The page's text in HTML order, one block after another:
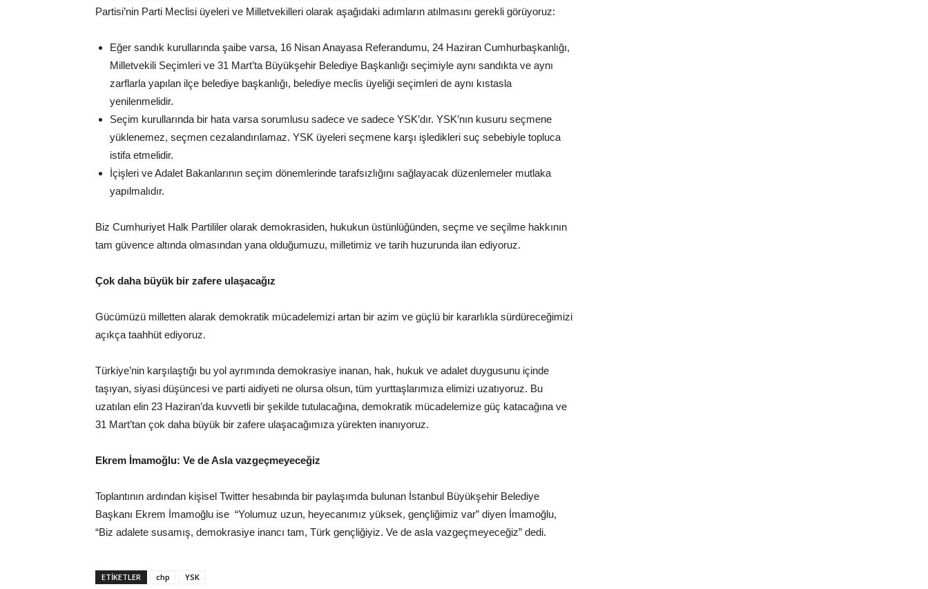
Partisi’nin Parti Meclisi üyeleri ve Milletvekilleri olarak aşağıdaki adımların atılmasını gerekli görüyoruz:
Eğer sandık kurullarında şaibe varsa, 16 Nisan Anayasa Referandumu, 24 Haziran Cumhurbaşkanlığı,
Milletvekili Seçimleri ve 31 Mart’ta Büyükşehir Belediye Başkanlığı seçimiyle aynı sandıkta ve aynı
zarflarla yapılan ilçe belediye başkanlığı, belediye meclis üyeliği seçimleri de aynı kıstasla
yenilenmelidir.
Seçim kurullarında bir hata varsa sorumlusu sadece ve sadece YSK’dır. YSK’nın kusuru seçmene
yüklenemez, seçmen cezalandırılamaz. YSK üyeleri seçmene karşı işledikleri suç sebebiyle topluca
istifa etmelidir.
İçişleri ve Adalet Bakanlarının seçim dönemlerinde tarafsızlığını sağlayacak düzenlemeler mutlaka
yapılmalıdır.
Biz Cumhuriyet Halk Partililer olarak demokrasiden, hukukun üstünlüğünden, seçme ve seçilme hakkının
tam güvence altında olmasından yana olduğumuzu, milletimiz ve tarih huzurunda ilan ediyoruz.
Çok daha büyük bir zafere ulaşacağız
Gücümüzü milletten alarak demokratik mücadelemizi artan bir azim ve güçlü bir kararlıkla sürdüreceğimizi
açıkça taahhüt ediyoruz.
Türkiye’nin karşılaştığı bu yol ayrımında demokrasiye inanan, hak, hukuk ve adalet duygusunu içinde
taşıyan, siyasi düşüncesi ve parti aidiyeti ne olursa olsun, tüm yurttaşlarımıza elimizi uzatıyoruz. Bu
uzatılan elin 23 Haziran’da kuvvetli bir şekilde tutulacağına, demokratik mücadelemize güç katacağına ve
31 Mart’tan çok daha büyük bir zafere ulaşacağımıza yürekten inanıyoruz.
Ekrem İmamoğlu: Ve de Asla vazgeçmeyeceğiz
Toplantının ardından kişisel Twitter hesabında bir paylaşımda bulunan İstanbul Büyükşehir Belediye
Başkanı Ekrem İmamoğlu ise “Yolumuz uzun, heyecanımız yüksek, gençliğimiz var” diyen İmamoğlu,
“Biz adalete susamış, demokrasiye inancı tam, Türk gençliğiyiz. Ve de asla vazgeçmeyeceğiz” dedi.
ETIKETLER chp YSK